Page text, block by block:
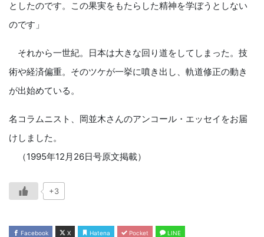
としたのです。この果実をもたらした精神を学ぼうとしない
のです」
それから一世紀。日本は大きな回り道をしてしまった。技
術や経済偏重。そのツケが一挙に噴き出し、軌道修正の動き
が出始めている。
名コラムニスト、岡並木さんのアンコール・エッセイをお届
けしました。
（1995年12月26日号原文掲載）
+3
Facebook X Hatena Pocket LINE